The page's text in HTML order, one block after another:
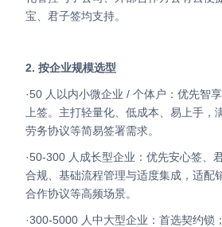
宝、君子签均支持。
2. 按企业规模选型
·50 人以内小微企业 / 个体户：优先智享签、腾讯电子签、上
上签。主打轻量化、低成本、易上手，
劳务协议等简易签署需求。
·50-300 人成长型企业：优先安心签、君子签、上上签。兼顾
合规、基础流程管理与适度集成，适配
合作协议等高频场景。
·300-5000 人中大型企业：首选契约锁；备选e 签宝、安证